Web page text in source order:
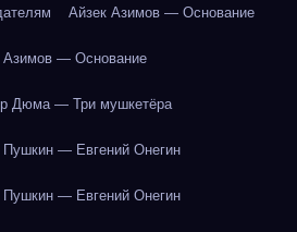
Айзек Азимов — Основание
Азимов — Основание
Дюма — Три мушкетёра
Пушкин — Евгений Онегин
Пушкин — Евгений Онегин